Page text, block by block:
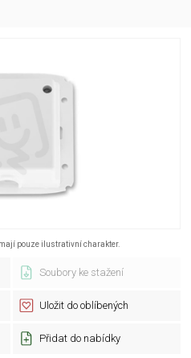
pouze ilustrativní charakter.
Soubory ke stažení
Uložit do oblíbených
Přidat do nabídky